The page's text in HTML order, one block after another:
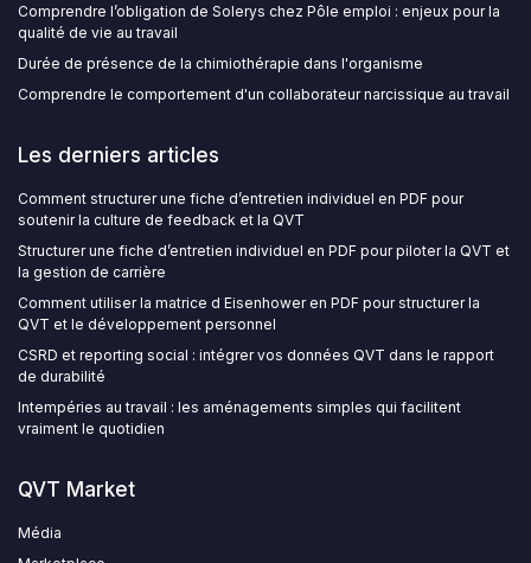
Comprendre l’obligation de Solerys chez Pôle emploi : enjeux pour la
qualité de vie au travail
Durée de présence de la chimiothérapie dans l'organisme
Comprendre le comportement d'un collaborateur narcissique au travail
Les derniers articles
Comment structurer une fiche d’entretien individuel en PDF pour
soutenir la culture de feedback et la QVT
Structurer une fiche d’entretien individuel en PDF pour piloter la QVT et
la gestion de carrière
Comment utiliser la matrice d Eisenhower en PDF pour structurer la
QVT et le développement personnel
CSRD et reporting social : intégrer vos données QVT dans le rapport
de durabilité
Intempéries au travail : les aménagements simples qui facilitent
vraiment le quotidien
QVT Market
Média